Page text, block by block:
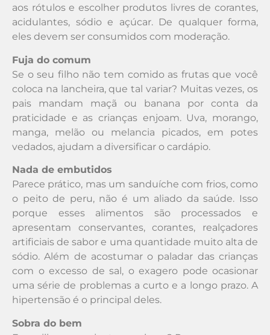
aos rótulos e escolher produtos livres de corantes,
acidulantes, sódio e açúcar. De qualquer forma,
eles devem ser consumidos com moderação.
Fuja do comum
Se o seu filho não tem comido as frutas que você
coloca na lancheira, que tal variar? Muitas vezes, os
pais mandam maçã ou banana por conta da
praticidade e as crianças enjoam. Uva, morango,
manga, melão ou melancia picados, em potes
vedados, ajudam a diversificar o cardápio.
Nada de embutidos
Parece prático, mas um sanduíche com frios, como
o peito de peru, não é um aliado da saúde. Isso
porque esses alimentos são processados e
apresentam conservantes, corantes, realçadores
artificiais de sabor e uma quantidade muito alta de
sódio. Além de acostumar o paladar das crianças
com o excesso de sal, o exagero pode ocasionar
uma série de problemas a curto e a longo prazo. A
hipertensão é o principal deles.
Sobra do bem